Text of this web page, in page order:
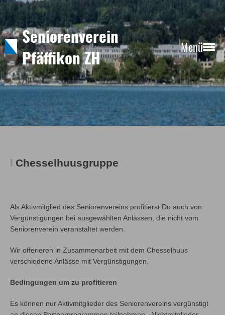
Menü
Seniorenverein
Pfäffikon ZH
l Chesselhuusgruppe
Als Aktivmitglied des Seniorenvereins profitierst Du auch von
Vergünstigungen bei ausgewählten Anlässen, die nicht vom
Seniorenverein veranstaltet werden.
Wir offerieren in Zusammenarbeit mit dem Chesselhuus
verschiedene Anlässe mit Vergünstigungen.
Bedingungen um zu profitieren
Es können nur Aktivmitglieder des Seniorenvereins vergünstigt